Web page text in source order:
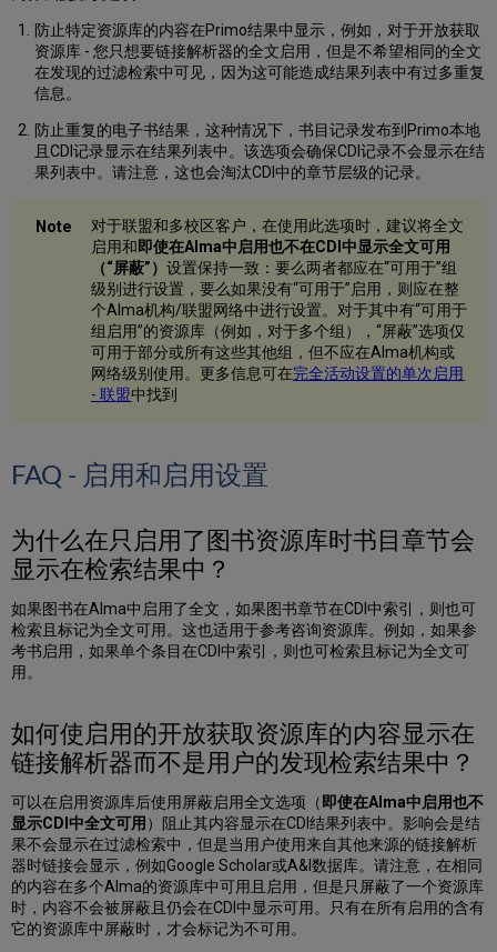
是
否
需
未
从
供
引
资
源
覆
盖
围
资
源
库？
部
分
商
处
订
购
的
资
源
库
在
Alma
中
防止特定资源库的内容在Primo结果中显示，例如，对于开放获取
资源库 - 您只想要链接解析器的全文启用，但是不希望相同的全文
在发现的过滤检索中可见，因为这可能造成结果列表中有过多重复
信息。
防止重复的电子书结果，这种情况下，书目记录发布到Primo本地
且CDI记录显示在结果列表中。该选项会确保CDI记录不会显示在结
果列表中。请注意，这也会淘汰CDI中的章节层级的记录。
对于联盟和多校区客户，在使用此选项时，建议将全文
启用和即使在Alma中启用也不在CDI中显示全文可用
（“屏蔽”）设置保持一致：要么两者都应在“可用于”组
级别进行设置，要么如果没有“可用于”启用，则应在整
个Alma机构/联盟网络中进行设置。对于其中有“可用于
组启用”的资源库（例如，对于多个组），“屏蔽”选项仅
可用于部分或所有这些其他组，但不应在Alma机构或
网络级别使用。更多信息可在完全活动设置的单次启用
- 联盟中找到
FAQ - 启用和启用设置
为什么在只启用了图书资源库时书目章节会
显示在检索结果中？
如果图书在Alma中启用了全文，如果图书章节在CDI中索引，则也可
检索且标记为全文可用。这也适用于参考咨询资源库。例如，如果参
考书启用，如果单个条目在CDI中索引，则也可检索且标记为全文可
用。
如何使启用的开放获取资源库的内容显示在
链接解析器而不是用户的发现检索结果中？
可以在启用资源库后使用屏蔽启用全文选项（即使在Alma中启用也不
显示CDI中全文可用）阻止其内容显示在CDI结果列表中。影响会是结
果不会显示在过滤检索中，但是当用户使用来自其他来源的链接解析
器时链接会显示，例如Google Scholar或A&I数据库。请注意，在相同
的内容在多个Alma的资源库中可用且启用，但是只屏蔽了一个资源库
时，内容不会被屏蔽且仍会在CDI中显示可用。只有在所有启用的含有
它的资源库中屏蔽时，才会标记为不可用。